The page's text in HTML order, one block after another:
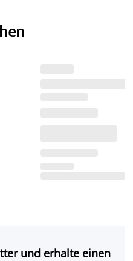
und erhalte einen